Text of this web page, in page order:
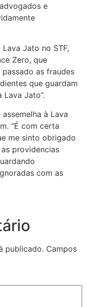
e
Jato no STF,
Zero, que
as fraudes
que guardam
Jato”.
à Lava
“É com certa
me sinto obrigado
providencias
com as
publicado. Campos